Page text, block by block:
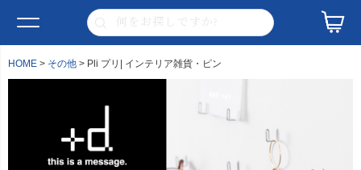
HOME その他 Pli プリ| インテリア雑貨・ピン